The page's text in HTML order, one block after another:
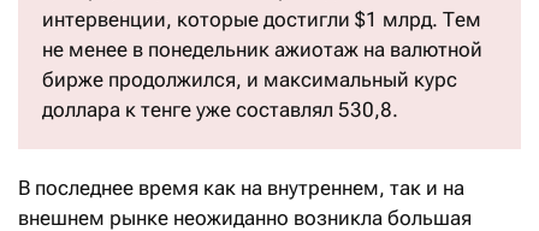
интервенции, которые достигли $1 млрд. Тем
не менее в понедельник ажиотаж на валютной
бирже продолжился, и максимальный курс
доллара к тенге уже составлял 530,8.
В последнее время как на внутреннем, так и на
внешнем рынке неожиданно возникла большая